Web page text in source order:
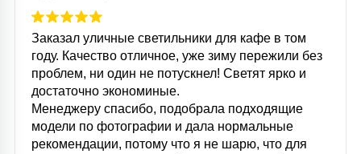
Заказал уличные светильники для кафе в том
году. Качество отличное, уже зиму пережили без
проблем, ни один не потускнел! Светят ярко и
достаточно экономиные.
Менеджеру спасибо, подобрала подходящие
модели по фотографии и дала нормальные
рекомендации, потому что я не шарю, что для